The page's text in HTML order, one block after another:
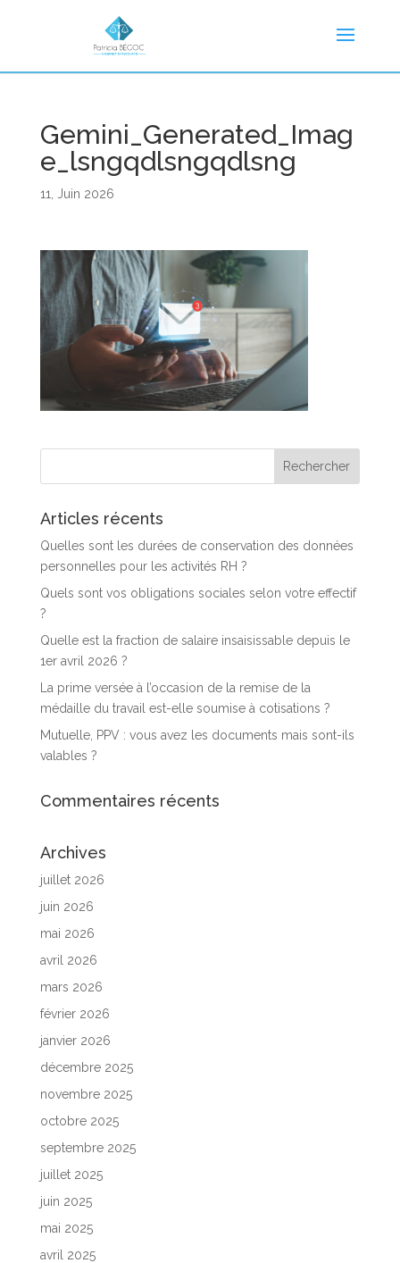
Gemini_Generated_Imag
e_lsngqdlsngqdlsng
11, Juin 2026
Articles récents
Quelles sont les durées de conservation des données
personnelles pour les activités RH ?
Quels sont vos obligations sociales selon votre effectif
?
Quelle est la fraction de salaire insaisissable depuis le
1er avril 2026 ?
La prime versée à l’occasion de la remise de la
médaille du travail est-elle soumise à cotisations ?
Mutuelle, PPV : vous avez les documents mais sont-ils
valables ?
Commentaires récents
Archives
juillet 2026
juin 2026
mai 2026
avril 2026
mars 2026
février 2026
janvier 2026
décembre 2025
novembre 2025
octobre 2025
septembre 2025
juillet 2025
juin 2025
mai 2025
avril 2025